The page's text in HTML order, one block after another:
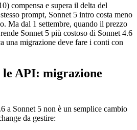
compensa e supera il delta del
prompt, Sonnet 5 intro costa meno
Ma dal 1 settembre, quando il prezzo
Sonnet 5 più costoso di Sonnet 4.6
una migrazione deve fare i conti con
le API: migrazione
a Sonnet 5 non è un semplice cambio
da gestire: